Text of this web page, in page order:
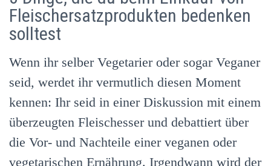
Fleischersatzprodukten bedenken
solltest
Wenn ihr selber Vegetarier oder sogar Veganer
seid, werdet ihr vermutlich diesen Moment
kennen: Ihr seid in einer Diskussion mit einem
überzeugten Fleischesser und debattiert über
die Vor- und Nachteile einer veganen oder
vegetarischen Ernährung. Irgendwann wird der